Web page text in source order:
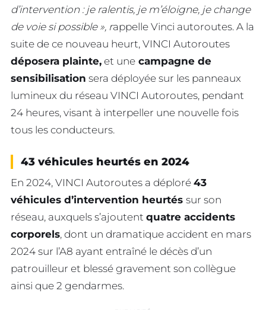
d’intervention : je ralentis, je m’éloigne, je change
de voie si possible », rappelle Vinci autoroutes. A la
suite de ce nouveau heurt, VINCI Autoroutes
déposera plainte, et une campagne de
sensibilisation sera déployée sur les panneaux
lumineux du réseau VINCI Autoroutes, pendant
24 heures, visant à interpeller une nouvelle fois
tous les conducteurs.
43 véhicules heurtés en 2024
En 2024, VINCI Autoroutes a déploré 43
véhicules d’intervention heurtés sur son
réseau, auxquels s’ajoutent quatre accidents
corporels, dont un dramatique accident en mars
2024 sur l’A8 ayant entraîné le décès d’un
patrouilleur et blessé gravement son collègue
ainsi que 2 gendarmes.